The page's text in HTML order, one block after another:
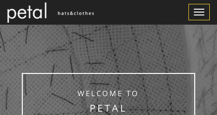
Toggle
WELCOME TO
PETAL